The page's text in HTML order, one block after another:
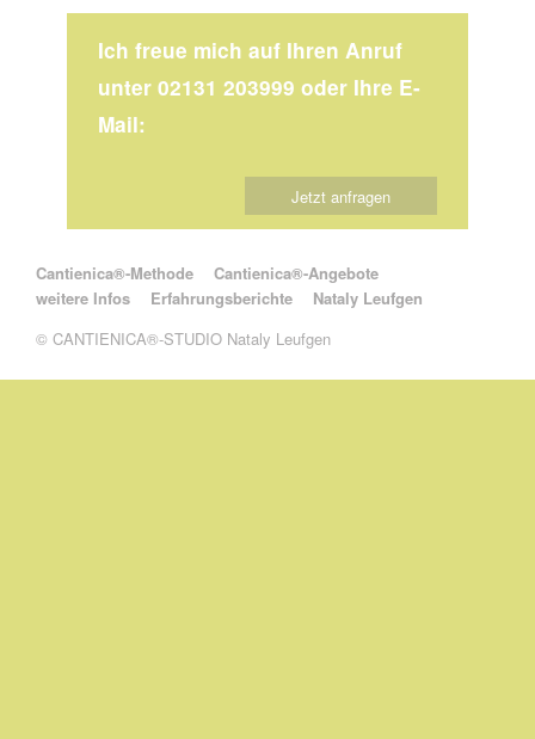
Ich freue mich auf Ihren Anruf
unter 02131 203999 oder Ihre E-
Mail:
Jetzt anfragen
Navigation überspringen
Cantienica®-Methode
Cantienica®-Angebote
weitere Infos
Erfahrungsberichte
Nataly Leufgen
© CANTIENICA®-STUDIO Nataly Leufgen